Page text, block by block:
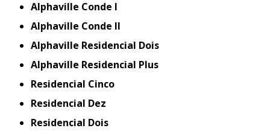
Alphaville Conde I
Alphaville Conde II
Alphaville Residencial Dois
Alphaville Residencial Plus
Residencial Cinco
Residencial Dez
Residencial Dois